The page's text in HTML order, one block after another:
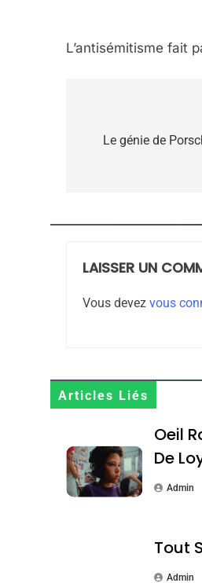
L’antisémitisme fait
Le génie de
LAISSER UN
Vous devez vous
Articles Liés
Oeil
De
Admin
Tout
Admin